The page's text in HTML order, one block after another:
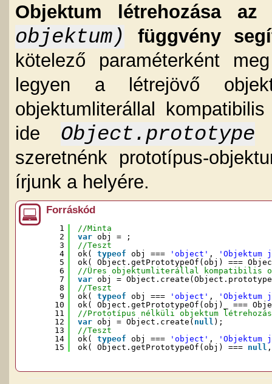
Objektum létrehozása
objektum)
függvény
kötelező paraméterként
legyen a létrejövő
objektumliterállal
ide Object.prototype
szeretnénk prototípus-
írjunk a helyére.
Forráskód
1
2
3
4
5
6
7
8
9
10
11
12
13
14
15
//Minta
var obj = ;
//Teszt
ok( typeof obj === 'object' ,
ok( Object.getPrototypeOf(obj) ===
//Üres objektumliterállal kompatibilis
var obj =
//Teszt
ok( typeof obj === 'object' ,
ok( Object.getPrototypeOf(obj)_ ===
//Prototípus nélküli objektum
var obj = Object.create( null );
//Teszt
ok( typeof obj === 'object' ,
ok( Object.getPrototypeOf(obj) === null